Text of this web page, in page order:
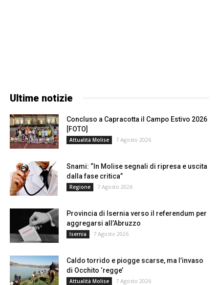
Ultime notizie
Concluso a Capracotta il Campo Estivo 2026
[FOTO]
Attualità Molise 7 Agosto 2026
Snami: “In Molise segnali di ripresa e uscita
dalla fase critica”
Regione 7 Agosto 2026
Provincia di Isernia verso il referendum per
aggregarsi all’Abruzzo
Isernia 7 Agosto 2026
Caldo torrido e piogge scarse, ma l’invaso
di Occhito ‘regge’
Attualità Molise 7 Agosto 2026